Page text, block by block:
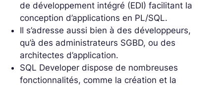
de développement intégré (EDI) facilitant la
conception d’applications en PL/SQL.
Il s’adresse aussi bien à des développeurs,
qu’à des administrateurs SGBD, ou des
architectes d’application.
SQL Developer dispose de nombreuses
fonctionnalités, comme la création et la